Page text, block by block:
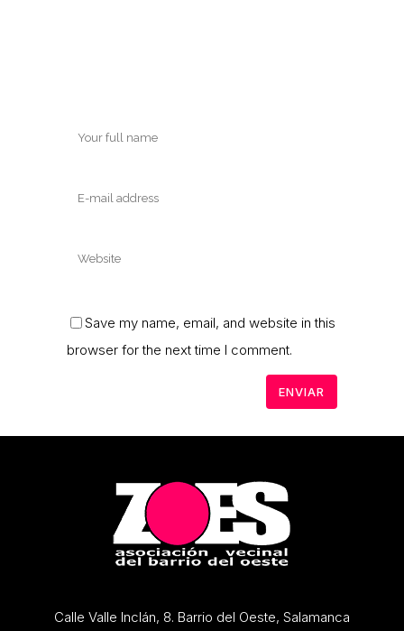
Save my name, email, and website in this
browser for the next time I comment.
Calle Valle Inclán, 8. Barrio del Oeste, Salamanca